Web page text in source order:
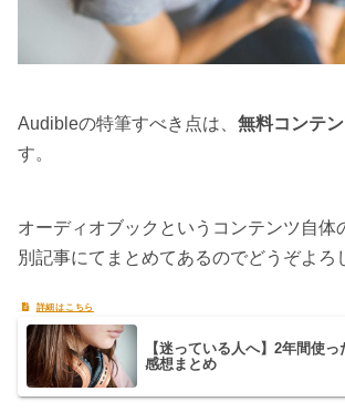
Audibleの特筆すべき点は、 無料コンテ
す。
オーディオブックというコンテンツ自体
別記事にてまとめてあるのでどうぞよろ
【迷っている人へ】2年間使
感想まとめ